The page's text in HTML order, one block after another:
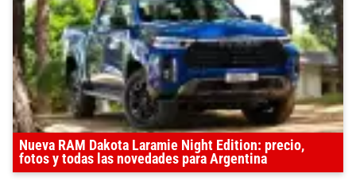
Nueva RAM Dakota Laramie Night Edition: precio,
fotos y todas las novedades para Argentina